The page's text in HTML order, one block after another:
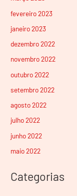
fevereiro 2023
janeiro 2023
dezembro 2022
novembro 2022
outubro 2022
setembro 2022
agosto 2022
julho 2022
junho 2022
maio 2022
Categorias